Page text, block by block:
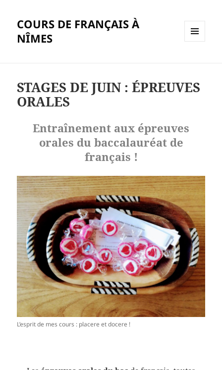
COURS DE FRANÇAIS À
NÎMES
STAGES DE JUIN : ÉPREUVES
ORALES
Entraînement aux épreuves
orales du baccalauréat de
français !
L’esprit de mes cours : placere et docere !